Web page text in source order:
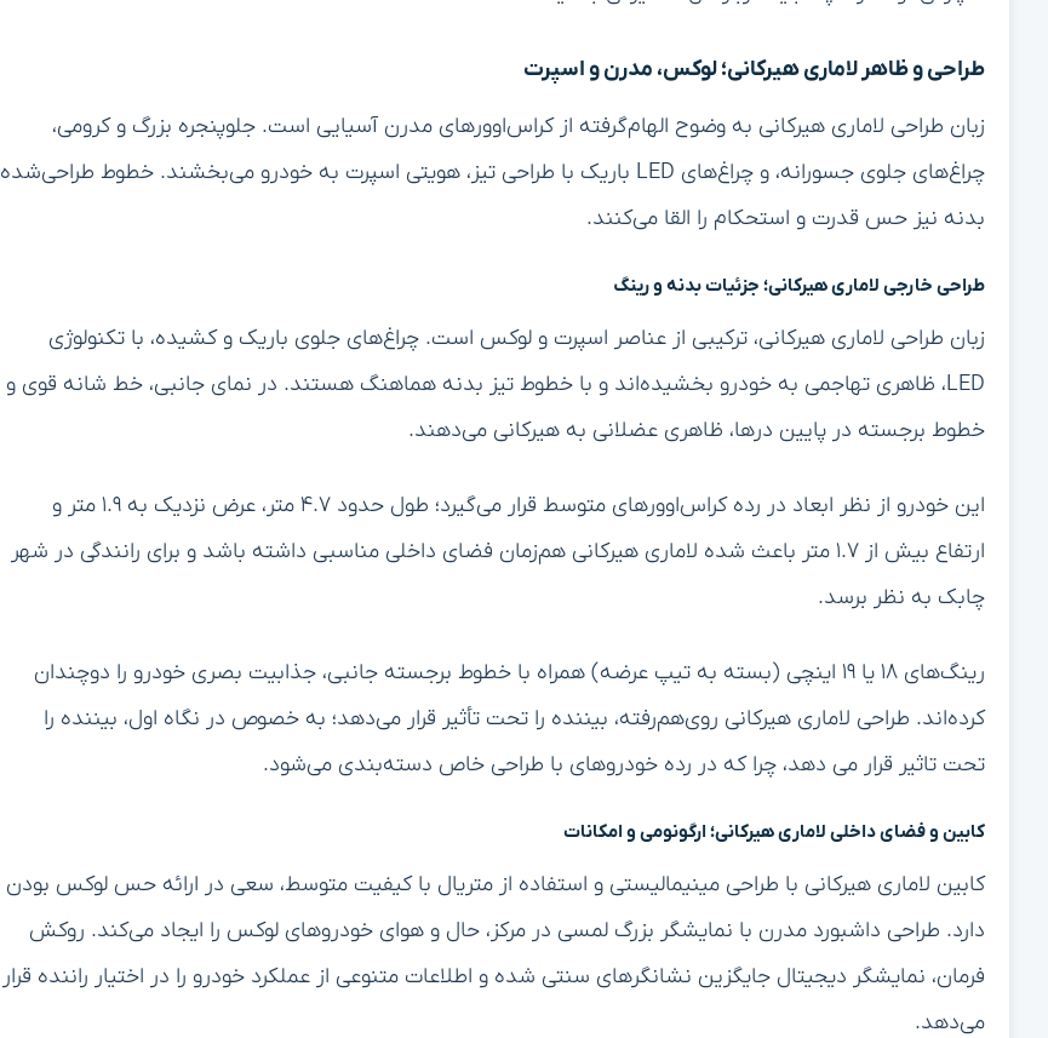
طراحی و ظاهر لاماری هیرکانی؛ لوکس، مدرن و اسپرت
زبان طراحی لاماری هیرکانی به وضوح الهام‌گرفته از کراس‌اوورهای مدرن آسیایی است. جلوپنجره بزرگ و کرومی،
چراغ‌های جلوی جسورانه، و چراغ‌های LED باریک با طراحی تیز، هویتی اسپرت به خودرو می‌بخشند. خطوط طراحی‌شده
بدنه نیز حس قدرت و استحکام را القا می‌کنند.
طراحی خارجی لاماری هیرکانی؛ جزئیات بدنه و رینگ
زبان طراحی لاماری هیرکانی، ترکیبی از عناصر اسپرت و لوکس است. چراغ‌های جلوی باریک و کشیده، با تکنولوژی
LED، ظاهری تهاجمی به خودرو بخشیده‌اند و با خطوط تیز بدنه هماهنگ هستند. در نمای جانبی، خط شانه قوی و
خطوط برجسته در پایین درها، ظاهری عضلانی به هیرکانی می‌دهند.
این خودرو از نظر ابعاد در رده کراس‌اوورهای متوسط قرار می‌گیرد؛ طول حدود ۴.۷ متر، عرض نزدیک به ۱.۹ متر و
ارتفاع بیش از ۱.۷ متر باعث شده لاماری هیرکانی هم‌زمان فضای داخلی مناسبی داشته باشد و برای رانندگی در شهر
چابک به نظر برسد.
رینگ‌های ۱۸ یا ۱۹ اینچی (بسته به تیپ عرضه) همراه با خطوط برجسته جانبی، جذابیت بصری خودرو را دوچندان
کرده‌اند. طراحی لاماری هیرکانی روی‌هم‌رفته، بیننده را تحت تأثیر قرار می‌دهد؛ به خصوص در نگاه اول، بیننده را
تحت تاثیر قرار می دهد، چرا که در رده خودروهای با طراحی خاص دسته‌بندی می‌شود.
کابین و فضای داخلی لاماری هیرکانی؛ ارگونومی و امکانات
کابین لاماری هیرکانی با طراحی مینیمالیستی و استفاده از متریال با کیفیت متوسط، سعی در ارائه حس لوکس بودن
دارد. طراحی داشبورد مدرن با نمایشگر بزرگ لمسی در مرکز، حال و هوای خودروهای لوکس را ایجاد می‌کند. روکش
فرمان، نمایشگر دیجیتال جایگزین نشانگرهای سنتی شده و اطلاعات متنوعی از عملکرد خودرو را در اختیار راننده قرار
می‌دهد.